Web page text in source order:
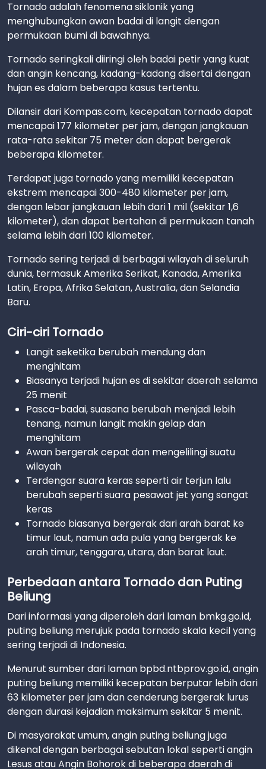
Tornado adalah fenomena siklonik yang
menghubungkan awan badai di langit dengan
permukaan bumi di bawahnya.
Tornado seringkali diiringi oleh badai petir yang kuat
dan angin kencang, kadang-kadang disertai dengan
hujan es dalam beberapa kasus tertentu.
Dilansir dari Kompas.com, kecepatan tornado dapat
mencapai 177 kilometer per jam, dengan jangkauan
rata-rata sekitar 75 meter dan dapat bergerak
beberapa kilometer.
Terdapat juga tornado yang memiliki kecepatan
ekstrem mencapai 300-480 kilometer per jam,
dengan lebar jangkauan lebih dari 1 mil (sekitar 1,6
kilometer), dan dapat bertahan di permukaan tanah
selama lebih dari 100 kilometer.
Tornado sering terjadi di berbagai wilayah di seluruh
dunia, termasuk Amerika Serikat, Kanada, Amerika
Latin, Eropa, Afrika Selatan, Australia, dan Selandia
Baru.
Ciri-ciri Tornado
Langit seketika berubah mendung dan
menghitam
Biasanya terjadi hujan es di sekitar daerah selama
25 menit
Pasca-badai, suasana berubah menjadi lebih
tenang, namun langit makin gelap dan
menghitam
Awan bergerak cepat dan mengelilingi suatu
wilayah
Terdengar suara keras seperti air terjun lalu
berubah seperti suara pesawat jet yang sangat
keras
Tornado biasanya bergerak dari arah barat ke
timur laut, namun ada pula yang bergerak ke
arah timur, tenggara, utara, dan barat laut.
Perbedaan antara Tornado dan Puting
Beliung
Dari informasi yang diperoleh dari laman bmkg.go.id,
puting beliung merujuk pada tornado skala kecil yang
sering terjadi di Indonesia.
Menurut sumber dari laman bpbd.ntbprov.go.id, angin
puting beliung memiliki kecepatan berputar lebih dari
63 kilometer per jam dan cenderung bergerak lurus
dengan durasi kejadian maksimum sekitar 5 menit.
Di masyarakat umum, angin puting beliung juga
dikenal dengan berbagai sebutan lokal seperti angin
Lesus atau Angin Bohorok di beberapa daerah di